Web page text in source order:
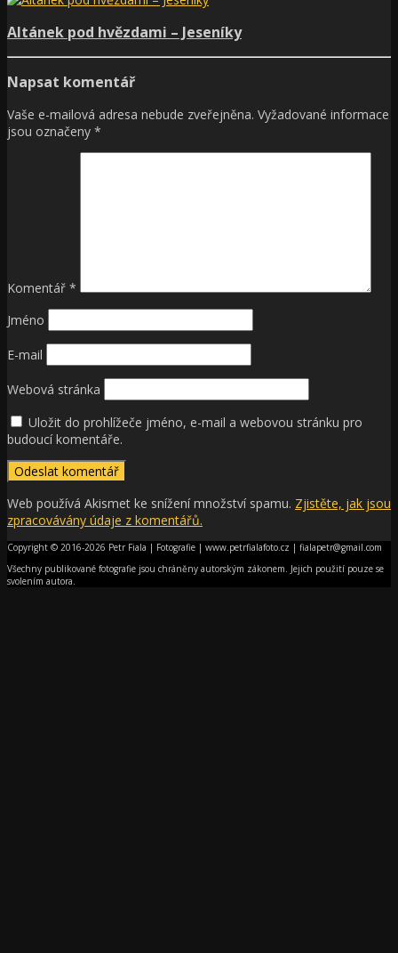
Altánek pod hvězdami – Jeseníky
Napsat komentář
Vaše e-mailová adresa nebude zveřejněna. Vyžadované informace
jsou označeny *
Komentář *
Jméno
E-mail
Webová stránka
Uložit do prohlížeče jméno, e-mail a webovou stránku pro
budoucí komentáře.
Web používá Akismet ke snížení množství spamu. Zjistěte, jak jsou
zpracovávány údaje z komentářů.
Copyright © 2016-2026 Petr Fiala | Fotografie | www.petrfialafoto.cz | fialapetr@gmail.com
Všechny publikované fotografie jsou chráněny autorským zákonem. Jejich použití pouze se
svolením autora.